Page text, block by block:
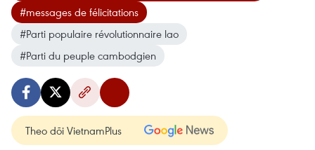
#messages de félicitations
#Parti populaire révolutionnaire lao
#Parti du peuple cambodgien
Theo dõi VietnamPlus